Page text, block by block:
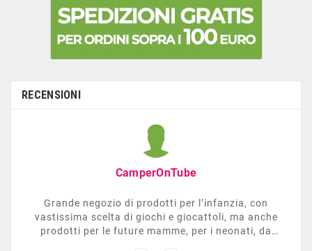
RECENSIONI
CamperOnTube
Grande negozio di prodotti per l’infanzia, con
vastissima scelta di giochi e giocattoli, ma anche
prodotti per le future mamme, per i neonati, da